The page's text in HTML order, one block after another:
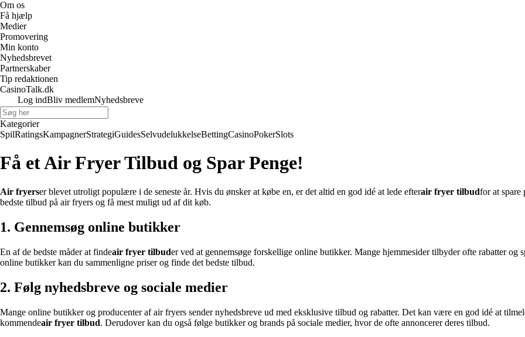
Om os
Få hjælp
Medier
Promovering
Min konto
Nyhedsbrevet
Partnerskaber
Tip redaktionen
CasinoTalk.dk
Log indBliv medlemNyhedsbreve
Kategorier
SpilRatingsKampagnerStrategiGuidesSelvudelukkelseBettingCasinoPokerSlots
Få et Air Fryer Tilbud og Spar Penge!
Air fryerser blevet utroligt populære i de seneste år. Hvis du ønsker at købe en, er det altid en god idé at lede efterair fryer tilbudfor at spare
bedste tilbud på air fryers og få mest muligt ud af dit køb.
1. Gennemsøg online butikker
En af de bedste måder at findeair fryer tilbuder ved at gennemsøge forskellige online butikker. Mange hjemmesider tilbyder ofte rabatter og
online butikker kan du sammenligne priser og finde det bedste tilbud.
2. Følg nyhedsbreve og sociale medier
Mange online butikker og producenter af air fryers sender nyhedsbreve ud med eksklusive tilbud og rabatter. Det kan være en god idé at
kommendeair fryer tilbud. Derudover kan du også følge butikker og brands på sociale medier, hvor de ofte annoncerer deres tilbud.